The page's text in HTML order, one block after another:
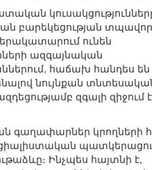
բարեկեցության
ունեն
ազգայնական
հաճախ հանդես են
նույնքան
զգալի զիջում է
գաղափարներ կրողների
Ինչպես հայտնի է,